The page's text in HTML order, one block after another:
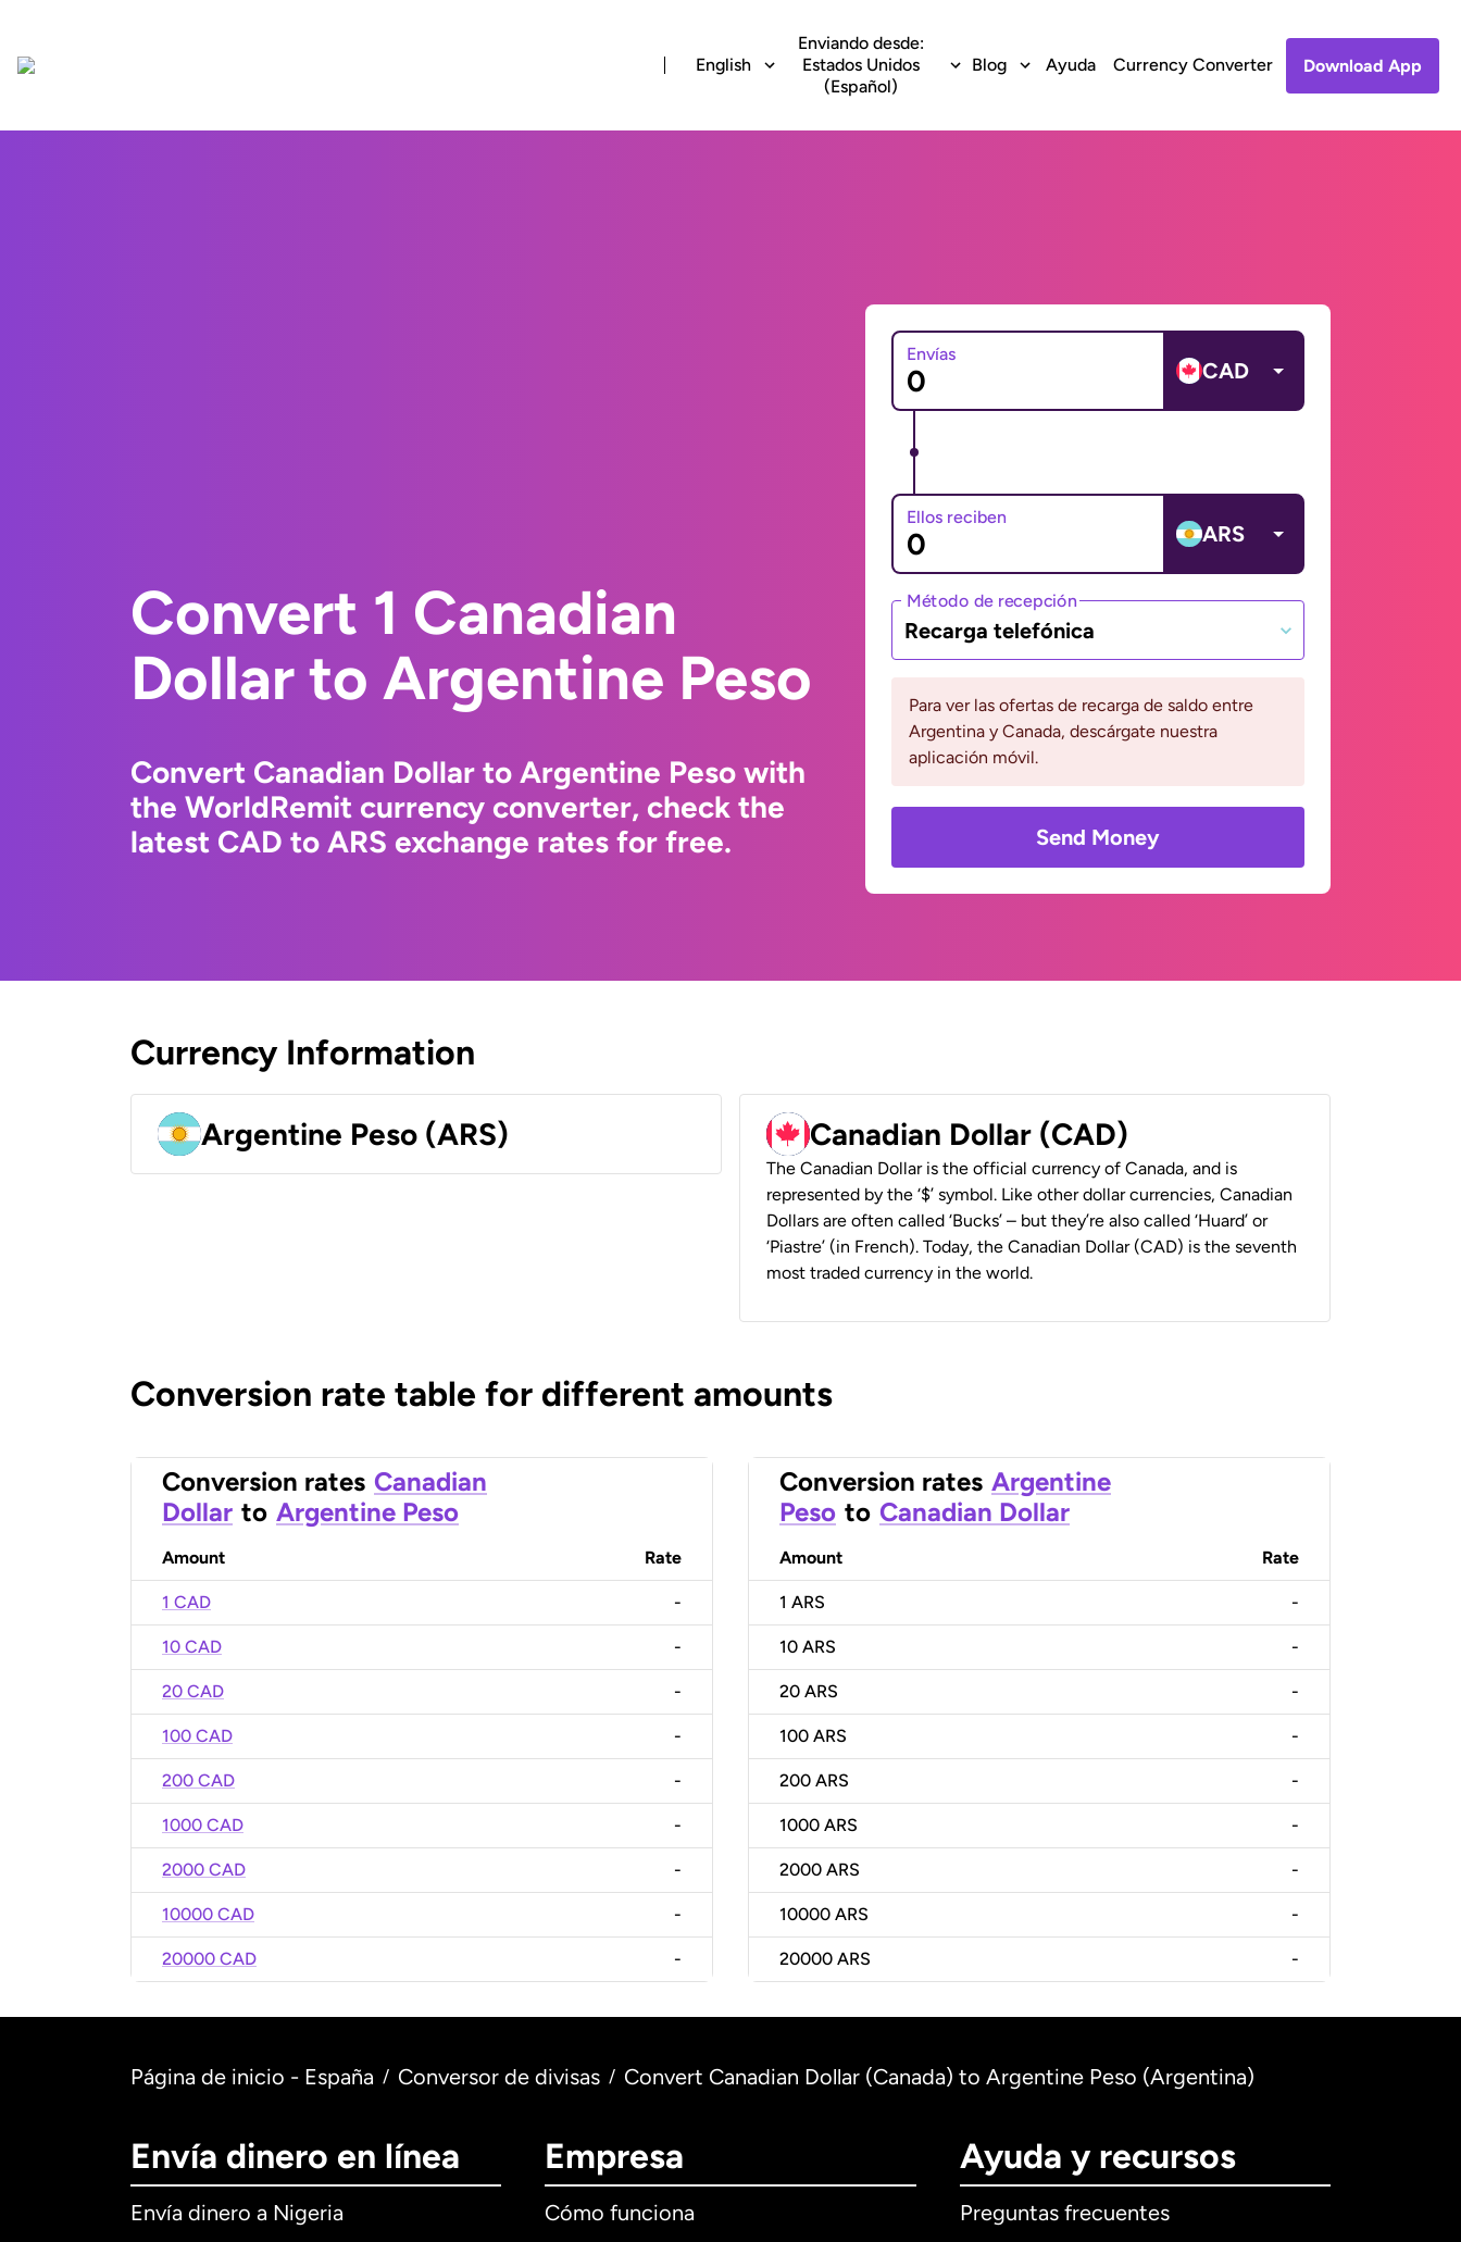
English
Enviando desde:
Estados Unidos
(Español)
Blog Ayuda Currency Converter Download App
Convert 1 Canadian
Dollar to Argentine Peso
Convert Canadian Dollar to Argentine Peso with
the WorldRemit currency converter, check the
latest CAD to ARS exchange rates for free.
Envías
CAD
Ellos reciben
ARS
Método de recepción
Recarga telefónica
Para ver las ofertas de recarga de saldo entre
Argentina y Canada, descárgate nuestra
aplicación móvil.
Send Money
Currency Information
Argentine Peso (ARS) Canadian Dollar (CAD)
The Canadian Dollar is the official currency of Canada, and is
represented by the ‘$’ symbol. Like other dollar currencies, Canadian
Dollars are often called ‘Bucks’ – but they’re also called ‘Huard’ or
‘Piastre’ (in French). Today, the Canadian Dollar (CAD) is the seventh
most traded currency in the world.
Conversion rate table for different amounts
Conversion rates Canadian
Dollar to Argentine Peso
Amount Rate
1 CAD -
10 CAD -
20 CAD -
100 CAD -
200 CAD -
1000 CAD -
2000 CAD -
10000 CAD -
20000 CAD -
Conversion rates Argentine
Peso to Canadian Dollar
Amount Rate
1 ARS -
10 ARS -
20 ARS -
100 ARS -
200 ARS -
1000 ARS -
2000 ARS -
10000 ARS -
20000 ARS -
Página de inicio - España / Conversor de divisas / Convert Canadian Dollar (Canada) to Argentine Peso (Argentina)
Envía dinero en línea
Envía dinero a Nigeria
Empresa
Cómo funciona
Ayuda y recursos
Preguntas frecuentes